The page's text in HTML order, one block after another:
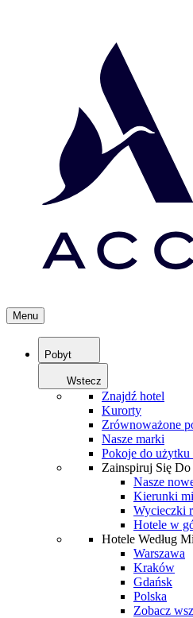
Menu
Pobyt
Wstecz
Znajdź hotel
Kurorty
Zrównoważone
Nasze marki
Pokoje do użytku
Zainspiruj Się
Nasze
Kierunki
Wycieczki
Hotele w
Hotele Według
Warszawa
Kraków
Gdańsk
Polska
Zobacz